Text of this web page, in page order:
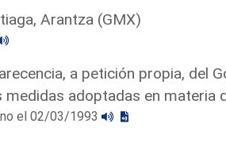
Arantza (GMX)
a petición propia, del
adoptadas en materia
el 02/03/1993